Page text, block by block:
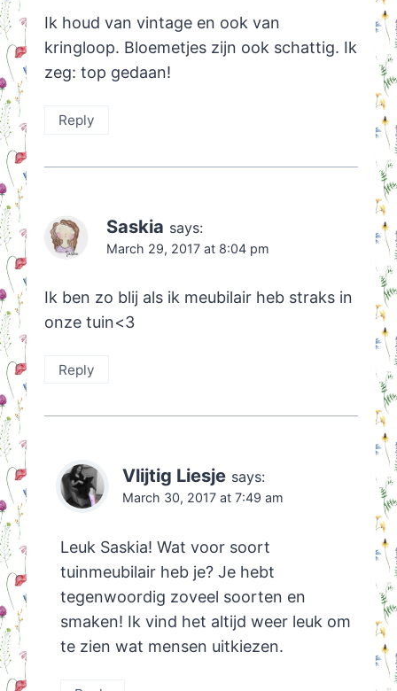
Ik houd van vintage en ook van
kringloop. Bloemetjes zijn ook schattig. Ik
zeg: top gedaan!
Reply
Saskia says:
March 29, 2017 at 8:04 pm
Ik ben zo blij als ik meubilair heb straks in
onze tuin<3
Reply
Vlijtig Liesje says:
March 30, 2017 at 7:49 am
Leuk Saskia! Wat voor soort
tuinmeubilair heb je? Je hebt
tegenwoordig zoveel soorten en
smaken! Ik vind het altijd weer leuk om
te zien wat mensen uitkiezen.